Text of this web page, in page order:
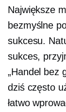
Największe
bezmyślne
sukcesu.
sukces,
„Handel bez
dziś często
łatwo